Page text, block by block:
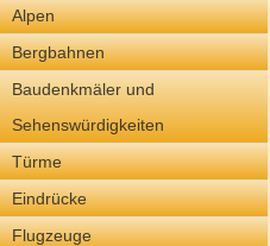
Alpen
Bergbahnen
Baudenkmäler und
Sehenswürdigkeiten
Türme
Eindrücke
Flugzeuge